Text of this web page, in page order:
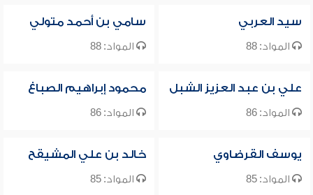
سيد العربي
المواد: 88
سامي بن أحمد متولي
المواد: 88
علي بن عبد العزيز الشبل
المواد: 86
محمود إبراهيم الصباغ
المواد: 86
يوسف القرضاوي
المواد: 85
خالد بن علي المشيقح
المواد: 85